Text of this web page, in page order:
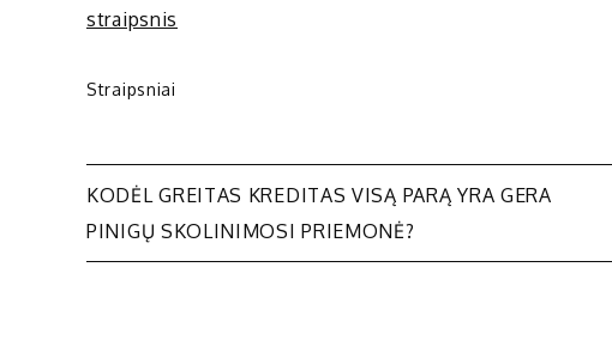
straipsnis
Straipsniai
Navigacija
tarp
KODĖL GREITAS KREDITAS VISĄ PARĄ YRA GERA
PINIGŲ SKOLINIMOSI PRIEMONĖ?